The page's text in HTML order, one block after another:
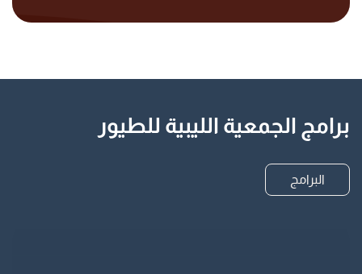
برامج الجمعية الليبية للطيور
البرامج